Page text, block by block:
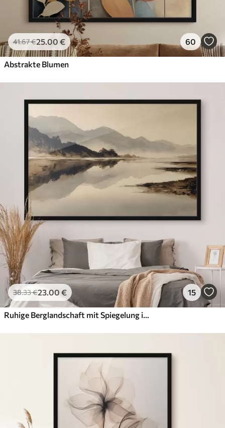
41.67€25.00 € 60
Abstrakte Blumen
38.33€23.00 € 15
Ruhige Berglandschaft mit Spiegelung im Wasser